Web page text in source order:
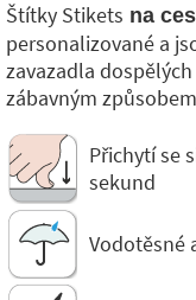
Štítky Stikets na
personalizované a
zavazadla
zábavným
Přichytí se
sekund
Vodotěsné